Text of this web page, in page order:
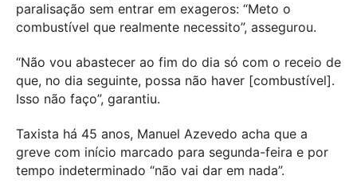
paralisação sem entrar em exageros: “Meto o
combustível que realmente necessito”, assegurou.
“Não vou abastecer ao fim do dia só com o receio de
que, no dia seguinte, possa não haver [combustível].
Isso não faço”, garantiu.
Taxista há 45 anos, Manuel Azevedo acha que a
greve com início marcado para segunda-feira e por
tempo indeterminado “não vai dar em nada”.